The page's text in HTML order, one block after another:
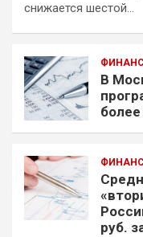
снижается шестой…
В
руб.